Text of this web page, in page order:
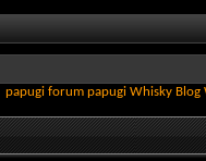
papugi forum papugi Whisky Blog